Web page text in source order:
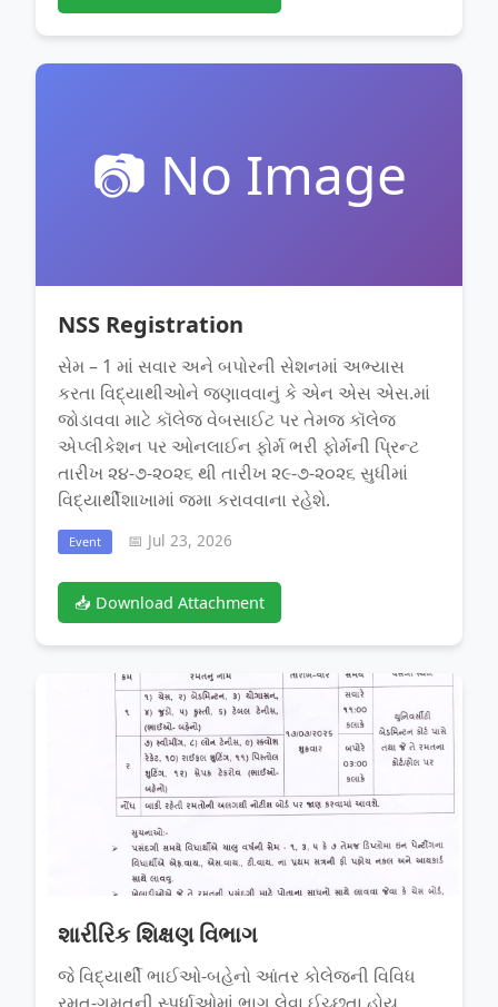
📷 No Image
NSS Registration
સેમ – 1 માં સવાર અને બપોરની સેશનમાં અભ્યાસ
કરતા વિદ્યાથીઓને જણાવવાનું કે એન એસ એસ.માં
જોડાવવા માટે કૉલેજ વેબસાઈટ પર તેમજ કૉલેજ
એપ્લીકેશન પર ઓનલાઈન ફોર્મ ભરી ફોર્મની પ્રિન્ટ
તારીખ ૨૪-૭-૨૦૨૬ થી તારીખ ૨૯-૭-૨૦૨૬ સુધીમાં
વિદ્યાર્થીશાખામાં જમા કરાવવાના રહેશે.
Event 📅 Jul 23, 2026
📥 Download Attachment
શારીરિક શિક્ષણ વિભાગ
જે વિદ્યાર્થી ભાઈઓ-બહેનો આંતર કોલેજની વિવિધ